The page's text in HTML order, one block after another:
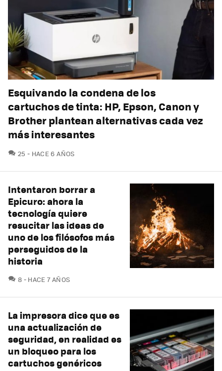
Esquivando la condena de los
cartuchos de tinta: HP, Epson, Canon y
Brother plantean alternativas cada vez
más interesantes
25 COMENTARIOS
HACE 6 AÑOS
Intentaron borrar a
Epicuro: ahora la
tecnología quiere
resucitar las ideas de
uno de los filósofos más
perseguidos de la
historia
8 COMENTARIOS
HACE 7 AÑOS
La impresora dice que es
una actualización de
seguridad, en realidad es
un bloqueo para los
cartuchos genéricos